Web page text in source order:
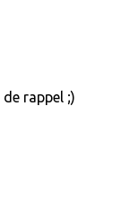
rappel ;)